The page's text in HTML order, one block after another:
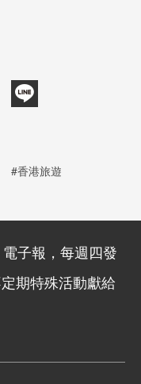
#香港旅遊
電子報，每週四發
期特殊活動獻給